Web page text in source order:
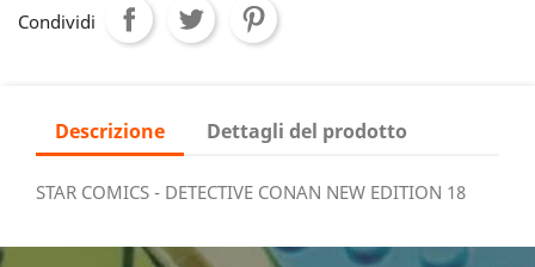
Condividi
Descrizione Dettagli del prodotto
STAR COMICS - DETECTIVE CONAN NEW EDITION 18